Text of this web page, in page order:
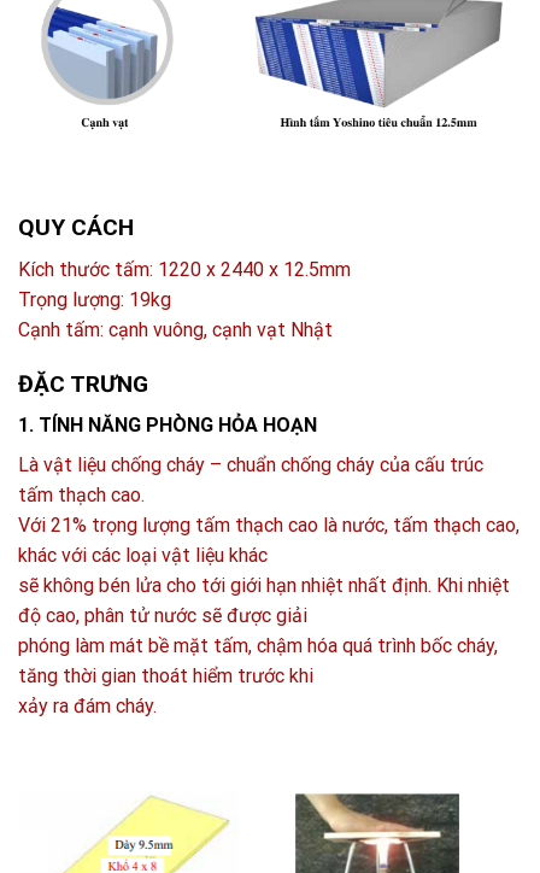
QUY CÁCH
Kích thước tấm: 1220 x 2440 x 12.5mm
Trọng lượng: 19kg
Cạnh tấm: cạnh vuông, cạnh vạt Nhật
ĐẶC TRƯNG
1. TÍNH NĂNG PHÒNG HỎA HOẠN
Là vật liệu chống cháy – chuẩn chống cháy của cấu trúc
tấm thạch cao.
Với 21% trọng lượng tấm thạch cao là nước, tấm thạch cao,
khác với các loại vật liệu khác
sẽ không bén lửa cho tới giới hạn nhiệt nhất định. Khi nhiệt
độ cao, phân tử nước sẽ được giải
phóng làm mát bề mặt tấm, chậm hóa quá trình bốc cháy,
tăng thời gian thoát hiểm trước khi
xảy ra đám cháy.